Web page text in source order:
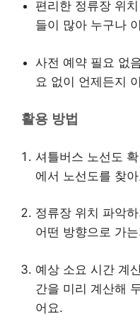
편리한 정류장 위
들이 많아 누구나
사전 예약 필요 없
요 없이 언제든지
활용 방법
셔틀버스 노선도
에서 노선도를 찾
정류장 위치 파악
어떤 방향으로 가
예상 소요 시간 계
간을 미리 계산해
어요.